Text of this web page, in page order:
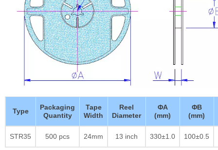
Type
Packaging
Quantity
Tape
Width
Reel
Diameter
ΦA
(mm)
ΦB
(mm)
STR35 500 pcs 24mm 13 inch 330±1.0 100±0.5